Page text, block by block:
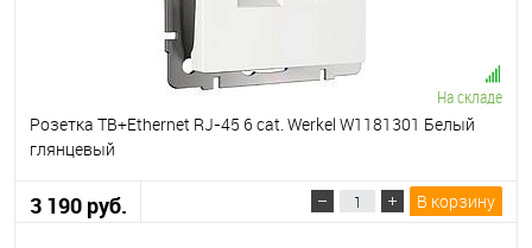
На складе
Розетка ТВ+Ethernet RJ-45 6 cat. Werkel W1181301 Белый
глянцевый
3 190 руб. В корзину